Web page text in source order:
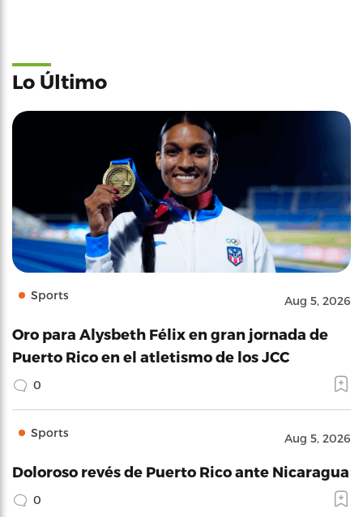
Lo Último
Sports Aug 5, 2026
Oro para Alysbeth Félix en gran jornada de
Puerto Rico en el atletismo de los JCC
0
Sports Aug 5, 2026
Doloroso revés de Puerto Rico ante Nicaragua
0